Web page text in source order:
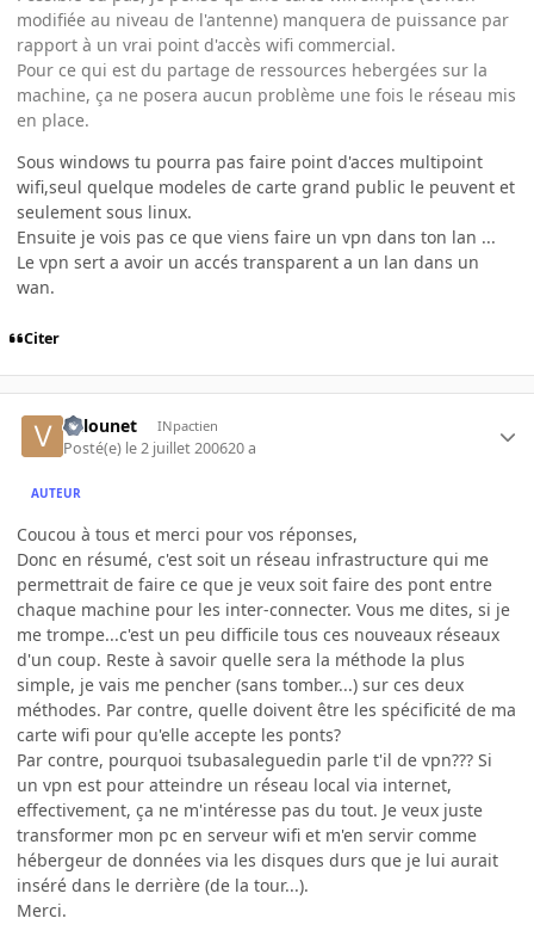
modifiée au niveau de l'antenne) manquera de puissance par
rapport à un vrai point d'accès wifi commercial.
Pour ce qui est du partage de ressources hebergées sur la
machine, ça ne posera aucun problème une fois le réseau mis
en place.
Sous windows tu pourra pas faire point d'acces multipoint
wifi,seul quelque modeles de carte grand public le peuvent et
seulement sous linux.
Ensuite je vois pas ce que viens faire un vpn dans ton lan ...
Le vpn sert a avoir un accés transparent a un lan dans un
wan.
Citer
Valounet INpactien
Posté(e) le 2 juillet 200620 a
AUTEUR
Coucou à tous et merci pour vos réponses,
Donc en résumé, c'est soit un réseau infrastructure qui me
permettrait de faire ce que je veux soit faire des pont entre
chaque machine pour les inter-connecter. Vous me dites, si je
me trompe...c'est un peu difficile tous ces nouveaux réseaux
d'un coup. Reste à savoir quelle sera la méthode la plus
simple, je vais me pencher (sans tomber...) sur ces deux
méthodes. Par contre, quelle doivent être les spécificité de ma
carte wifi pour qu'elle accepte les ponts?
Par contre, pourquoi tsubasaleguedin parle t'il de vpn??? Si
un vpn est pour atteindre un réseau local via internet,
effectivement, ça ne m'intéresse pas du tout. Je veux juste
transformer mon pc en serveur wifi et m'en servir comme
hébergeur de données via les disques durs que je lui aurait
inséré dans le derrière (de la tour...).
Merci.